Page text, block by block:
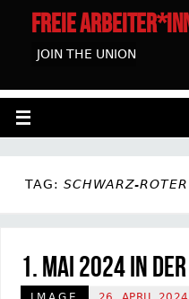
FREIE
JOIN THE UNION
TAG: SCHWARZ-
1. Mai 2024 in